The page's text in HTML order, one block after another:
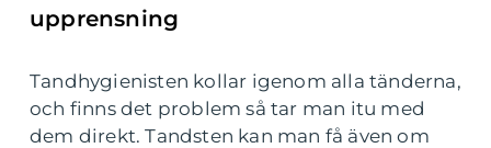
upprensning
Tandhygienisten kollar igenom alla tänderna,
och finns det problem så tar man itu med
dem direkt. Tandsten kan man få även om